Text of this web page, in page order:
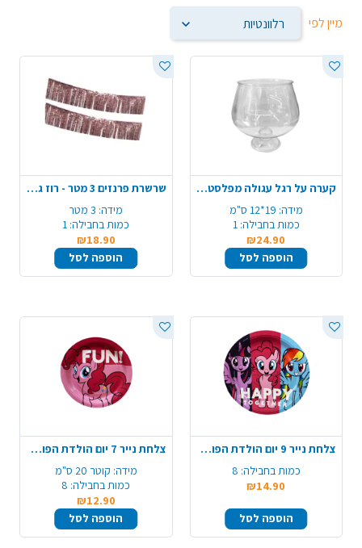
מיין לפי
קערה על רגל עגולה מפלסטיק - שקוף
מידה: 19*12 ס"מ
כמות בחבילה: 1
₪24.90
הוספה לסל
שרשרת פרנזים 3 מטר - רוז גולד
מידה: 3 מטר
כמות בחבילה: 1
₪18.90
הוספה לסל
צלחת נייר 9 יום הולדת הפוני הקטן 8 יח' - ורוד
כמות בחבילה: 8
₪14.90
הוספה לסל
צלחת נייר 7 יום הולדת הפוני הקטן 8 יח' - ורוד
מידה: קוטר 20 ס"מ
כמות בחבילה: 8
₪12.90
הוספה לסל